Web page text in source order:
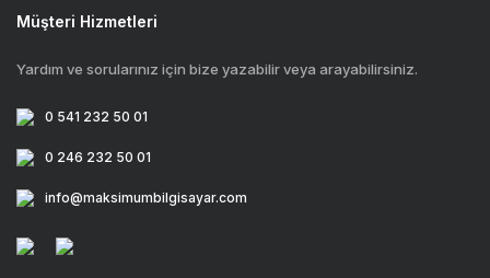
Müşteri Hizmetleri
Yardım ve sorularınız için bize yazabilir veya arayabilirsiniz.
0 541 232 50 01
0 246 232 50 01
info@maksimumbilgisayar.com